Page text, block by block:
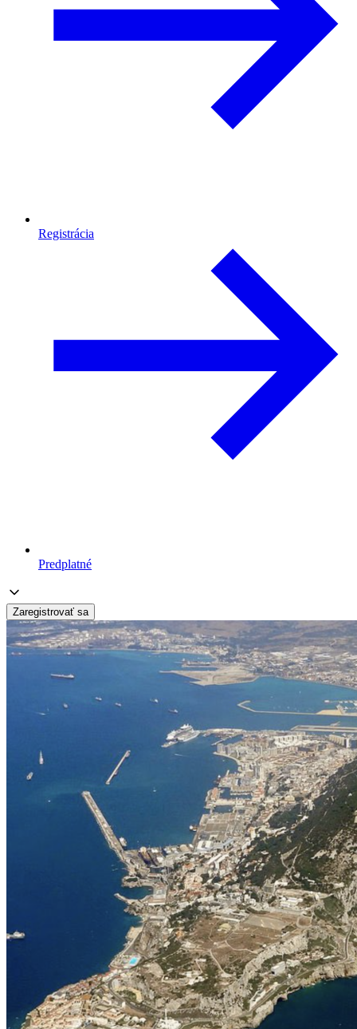
Registrácia
Predplatné
Zaregistrovať sa